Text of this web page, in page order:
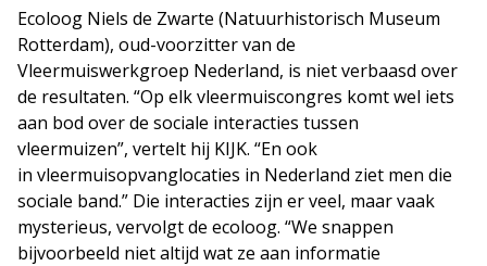
Ecoloog Niels de Zwarte (Natuurhistorisch Museum
Rotterdam), oud-voorzitter van de
Vleermuiswerkgroep Nederland, is niet verbaasd over
de resultaten. “Op elk vleermuiscongres komt wel iets
aan bod over de sociale interacties tussen
vleermuizen”, vertelt hij KIJK. “En ook
in vleermuisopvanglocaties in Nederland ziet men die
sociale band.” Die interacties zijn er veel, maar vaak
mysterieus, vervolgt de ecoloog. “We snappen
bijvoorbeeld niet altijd wat ze aan informatie